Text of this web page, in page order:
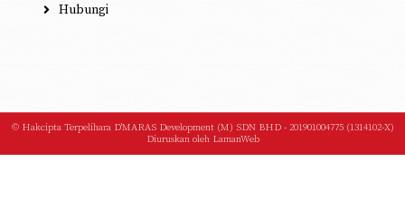
Hubungi
© Hakcipta Terpelihara D'MARAS Development (M) SDN BHD - 201901004775 (1314102-X)
Diuruskan oleh LamanWeb